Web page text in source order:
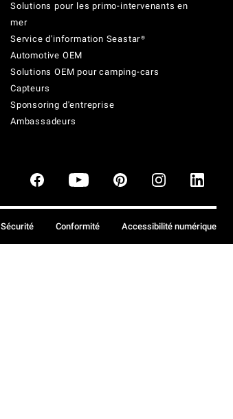
Solutions pour les primo-intervenants en
mer
Service d'information Seastar®
Automotive OEM
Solutions OEM pour camping-cars
Capteurs
Sponsoring d'entreprise
Ambassadeurs
Sécurité Conformité Accessibilité numérique